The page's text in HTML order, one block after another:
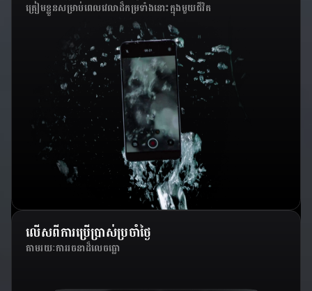
ត្រៀមខ្លួនសម្រាប់ពេលវេលាដ៏កម្រទាំងនោះក្នុងមួយជីវិត
លើសពីការប្រើប្រាស់ប្រចាំថ្ងៃ
តាមរយៈការរចនាដ៏លេចធ្លោ